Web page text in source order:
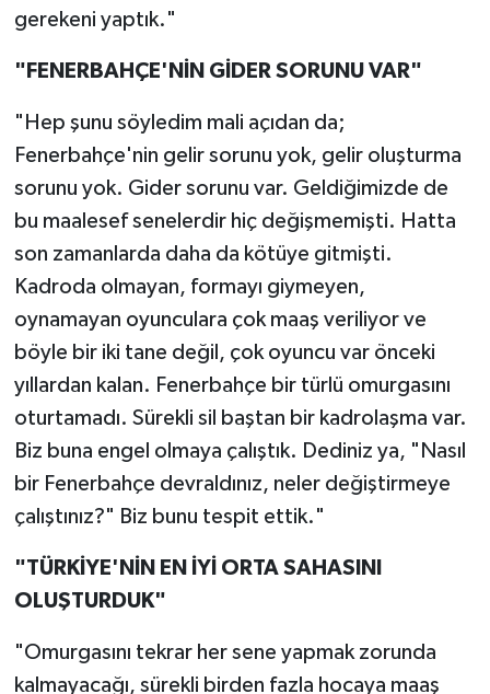
gerekeni yaptık."
"FENERBAHÇE'NİN GİDER SORUNU VAR"
"Hep şunu söyledim mali açıdan da;
Fenerbahçe'nin gelir sorunu yok, gelir oluşturma
sorunu yok. Gider sorunu var. Geldiğimizde de
bu maalesef senelerdir hiç değişmemişti. Hatta
son zamanlarda daha da kötüye gitmişti.
Kadroda olmayan, formayı giymeyen,
oynamayan oyunculara çok maaş veriliyor ve
böyle bir iki tane değil, çok oyuncu var önceki
yıllardan kalan. Fenerbahçe bir türlü omurgasını
oturtamadı. Sürekli sil baştan bir kadrolaşma var.
Biz buna engel olmaya çalıştık. Dediniz ya, "Nasıl
bir Fenerbahçe devraldınız, neler değiştirmeye
çalıştınız?" Biz bunu tespit ettik."
"TÜRKİYE'NİN EN İYİ ORTA SAHASINI
OLUŞTURDUK"
"Omurgasını tekrar her sene yapmak zorunda
kalmayacağı, sürekli birden fazla hocaya maaş